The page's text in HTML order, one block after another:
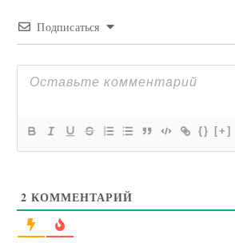
Подписаться
{} [+]
2 КОММЕНТАРИЙ